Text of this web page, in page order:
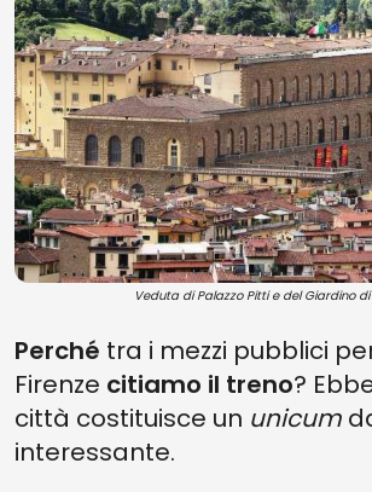
Veduta di Palazzo Pitti e del Giardino di
Perché tra i mezzi pubblici
Firenze citiamo il treno?
città costituisce un unicum
interessante.